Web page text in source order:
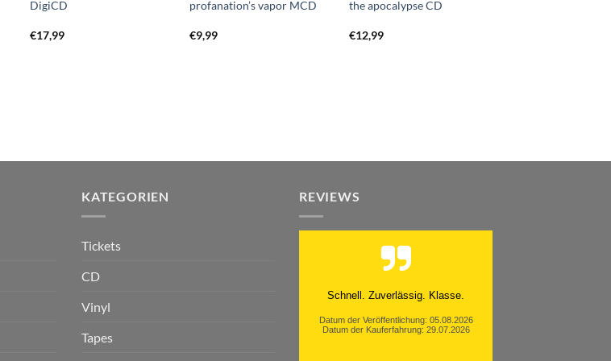
DigiCD
€17,99
profanation’s vapor MCD
€9,99
the apocalypse CD
€12,99
KATEGORIEN
Tickets
CD
Vinyl
Tapes
REVIEWS
Moinsen, hat alles super geklappt.
Datum der Veröffentlichung: 05.08.2026